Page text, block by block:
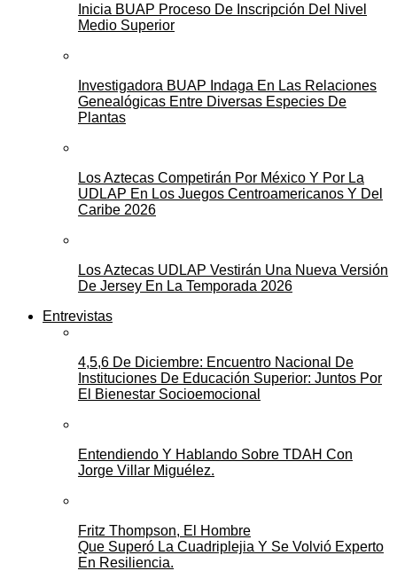
Inicia BUAP Proceso De Inscripción Del Nivel
Medio Superior
Investigadora BUAP Indaga En Las Relaciones
Genealógicas Entre Diversas Especies De
Plantas
Los Aztecas Competirán Por México Y Por La
UDLAP En Los Juegos Centroamericanos Y Del
Caribe 2026
Los Aztecas UDLAP Vestirán Una Nueva Versión
De Jersey En La Temporada 2026
Entrevistas
4,5,6 De Diciembre: Encuentro Nacional De
Instituciones De Educación Superior: Juntos Por
El Bienestar Socioemocional
Entendiendo Y Hablando Sobre TDAH Con
Jorge Villar Miguélez.
Fritz Thompson, El Hombre
Que Superó La Cuadriplejia Y Se Volvió Experto
En Resiliencia.